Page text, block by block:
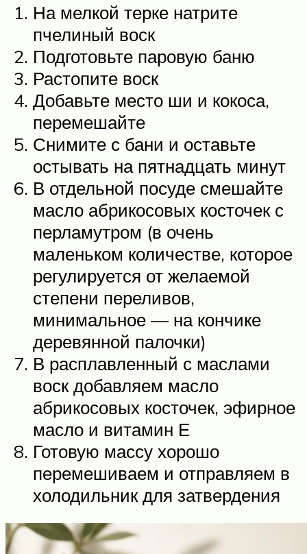
На мелкой терке натрите
пчелиный воск
Подготовьте паровую баню
Растопите воск
Добавьте место ши и кокоса,
перемешайте
Снимите с бани и оставьте
остывать на пятнадцать минут
В отдельной посуде смешайте
масло абрикосовых косточек с
перламутром (в очень
маленьком количестве, которое
регулируется от желаемой
степени переливов,
минимальное — на кончике
деревянной палочки)
В расплавленный с маслами
воск добавляем масло
абрикосовых косточек, эфирное
масло и витамин Е
Готовую массу хорошо
перемешиваем и отправляем в
холодильник для затвердения